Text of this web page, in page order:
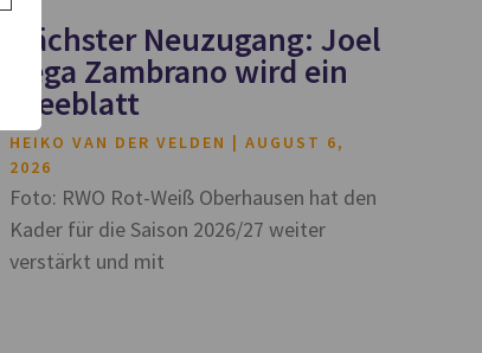
Nächster Neuzugang: Joel
Vega Zambrano wird ein
Kleeblatt
HEIKO VAN DER VELDEN
AUGUST 6,
2026
Foto: RWO Rot-Weiß Oberhausen hat den
Kader für die Saison 2026/27 weiter
verstärkt und mit